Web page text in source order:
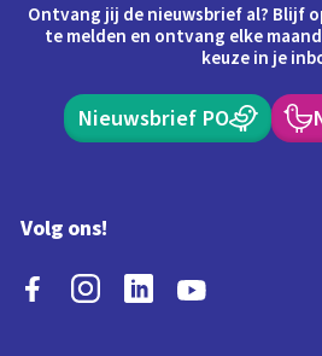
Ontvang jij de nieuwsbrief al? Blijf
te melden en ontvang elke
keuze in je
Nieuwsbrief PO
Volg ons!